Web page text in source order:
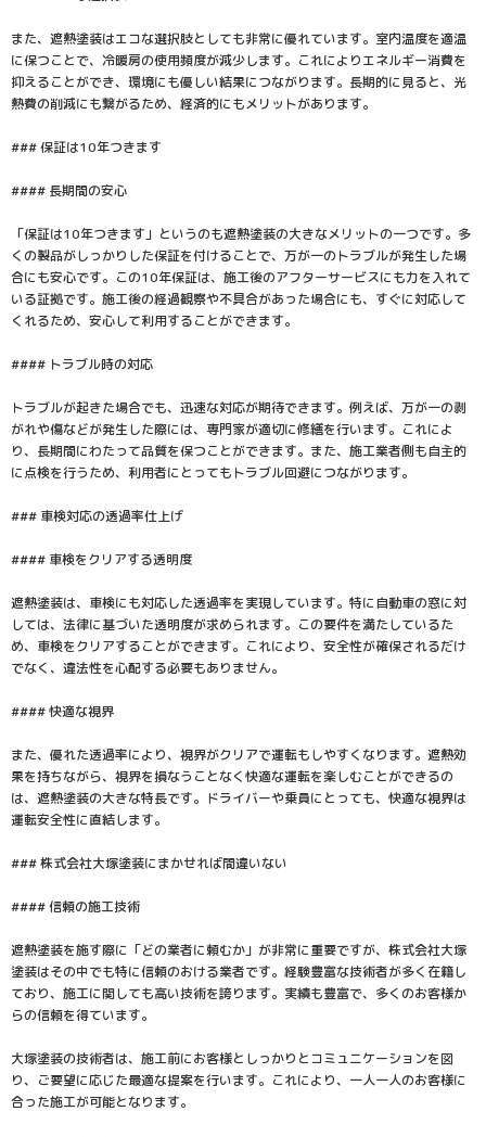
また、遮熱塗装はエコな選択肢としても非常に優れています。室内温度を適温
に保つことで、冷暖房の使用頻度が減少します。これによりエネルギー消費を
抑えることができ、環境にも優しい結果につながります。長期的に見ると、光
熱費の削減にも繋がるため、経済的にもメリットがあります。
### 保証は10年つきます
#### 長期間の安心
「保証は10年つきます」というのも遮熱塗装の大きなメリットの一つです。多
くの製品がしっかりした保証を付けることで、万が一のトラブルが発生した場
合にも安心です。この10年保証は、施工後のアフターサービスにも力を入れて
いる証拠です。施工後の経過観察や不具合があった場合にも、すぐに対応して
くれるため、安心して利用することができます。
#### トラブル時の対応
トラブルが起きた場合でも、迅速な対応が期待できます。例えば、万が一の剥
がれや傷などが発生した際には、専門家が適切に修繕を行います。これによ
り、長期間にわたって品質を保つことができます。また、施工業者側も自主的
に点検を行うため、利用者にとってもトラブル回避につながります。
### 車検対応の透過率仕上げ
#### 車検をクリアする透明度
遮熱塗装は、車検にも対応した透過率を実現しています。特に自動車の窓に対
しては、法律に基づいた透明度が求められます。この要件を満たしているた
め、車検をクリアすることができます。これにより、安全性が確保されるだけ
でなく、違法性を心配する必要もありません。
#### 快適な視界
また、優れた透過率により、視界がクリアで運転もしやすくなります。遮熱効
果を持ちながら、視界を損なうことなく快適な運転を楽しむことができるの
は、遮熱塗装の大きな特長です。ドライバーや乗員にとっても、快適な視界は
運転安全性に直結します。
### 株式会社大塚塗装にまかせれば間違いない
#### 信頼の施工技術
遮熱塗装を施す際に「どの業者に頼むか」が非常に重要ですが、株式会社大塚
塗装はその中でも特に信頼のおける業者です。経験豊富な技術者が多く在籍し
ており、施工に関しても高い技術を誇ります。実績も豊富で、多くのお客様か
らの信頼を得ています。
大塚塗装の技術者は、施工前にお客様としっかりとコミュニケーションを図
り、ご要望に応じた最適な提案を行います。これにより、一人一人のお客様に
合った施工が可能となります。